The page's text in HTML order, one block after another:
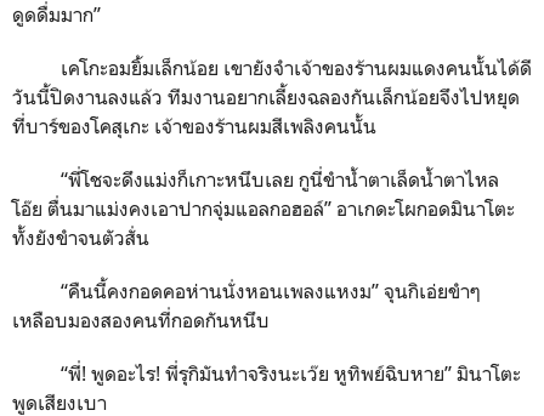
ดูดดื่มมาก”
เคโกะอมยิ้มเล็กน้อย เขายังจำเจ้าของร้านผมแดงคนนั้นได้ดี
วันนี้ปิดงานลงแล้ว ทีมงานอยากเลี้ยงฉลองกันเล็กน้อยจึงไปหยุด
ที่บาร์ของโคสุเกะ เจ้าของร้านผมสีเพลิงคนนั้น
“พี่โชจะดึงแม่งก็เกาะหนึบเลย กูนี่ขำน้ำตาเล็ดน้ำตาไหล
โอ๊ย ตื่นมาแม่งคงเอาปากจุ่มแอลกอฮอล์” อาเกดะโผกอดมินาโตะ
ทั้งยังขำจนตัวสั่น
“คืนนี้คงกอดคอห่านนั่งหอนเพลงแหงม” จุนกิเอ่ยขำๆ
เหลือบมองสองคนที่กอดกันหนึบ
“พี่! พูดอะไร! พี่รุกิมันทำจริงนะเว๊ย หูทิพย์ฉิบหาย” มินาโตะ
พูดเสียงเบา